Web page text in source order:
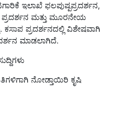
ಇಲಾಖೆ ಫಲಪುಷ್ಪಪ್ರದರ್ಶನ,
ಮತ್ತು ಮೂರನೇಯ
ಕಸಾಪ ಪ್ರದರ್ಶನದಲ್ಲಿ ವಿಶೇಷವಾಗಿ
ಮಾಡಲಾಗಿದೆ.
ನೋಡ್ತಾಯಿರಿ ಕೃಷಿ